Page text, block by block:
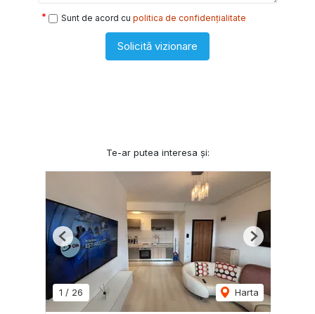
Sunt de acord cu politica de confidențialitate
Solicită vizionare
Te-ar putea interesa și:
1 / 26 Harta
Previous Next